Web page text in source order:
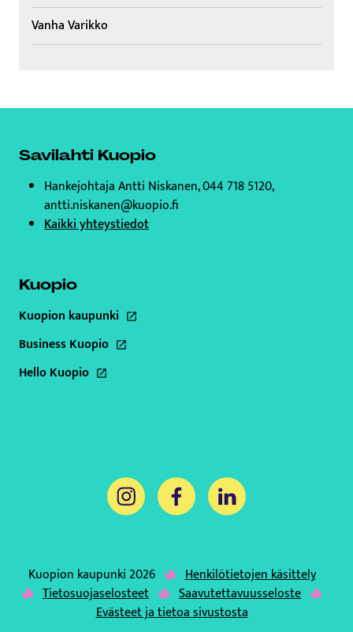
Vanha Varikko
Savilahti Kuopio
Hankejohtaja Antti Niskanen, 044 718 5120,
antti.niskanen@kuopio.fi
Kaikki yhteystiedot
Kuopio
Kuopion kaupunki
Tämä linkki aukeaa uuteen välilehteen
Business Kuopio
Tämä linkki aukeaa uuteen välilehteen
Hello Kuopio
Tämä linkki aukeaa uuteen välilehteen
Kuopion kaupunki 2026 Henkilötietojen käsittely
Tämä linkki aukeaa uuteen
Tietosuojaselosteet
Tämä linkki aukeaa uuteen välilehteen
Saavutettavuusseloste
Evästeet ja tietoa sivustosta
Tämä linkki aukeaa uuteen välilehteen
Tämä linkki aukeaa uuteen
Tämä linkki aukeaa